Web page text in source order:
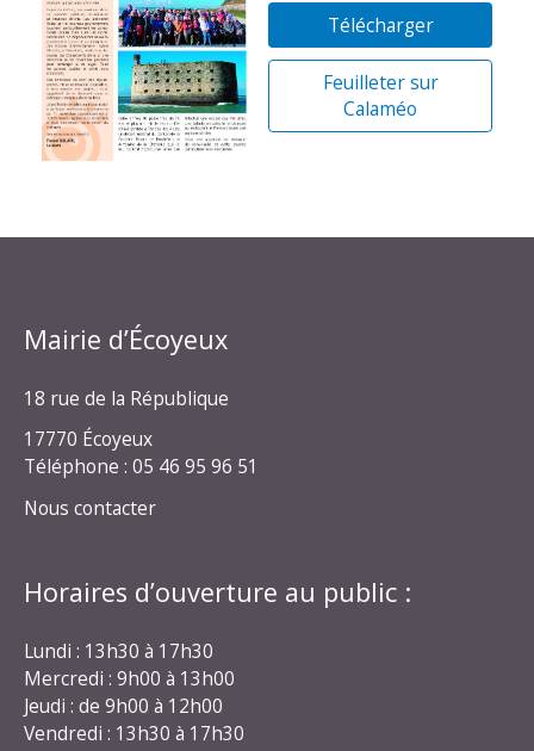
Télécharger
Feuilleter sur
Calaméo
Mairie d’Écoyeux
18 rue de la République
17770 Écoyeux
Téléphone : 05 46 95 96 51
Nous contacter
Horaires d’ouverture au public :
Lundi : 13h30 à 17h30
Mercredi : 9h00 à 13h00
Jeudi : de 9h00 à 12h00
Vendredi : 13h30 à 17h30